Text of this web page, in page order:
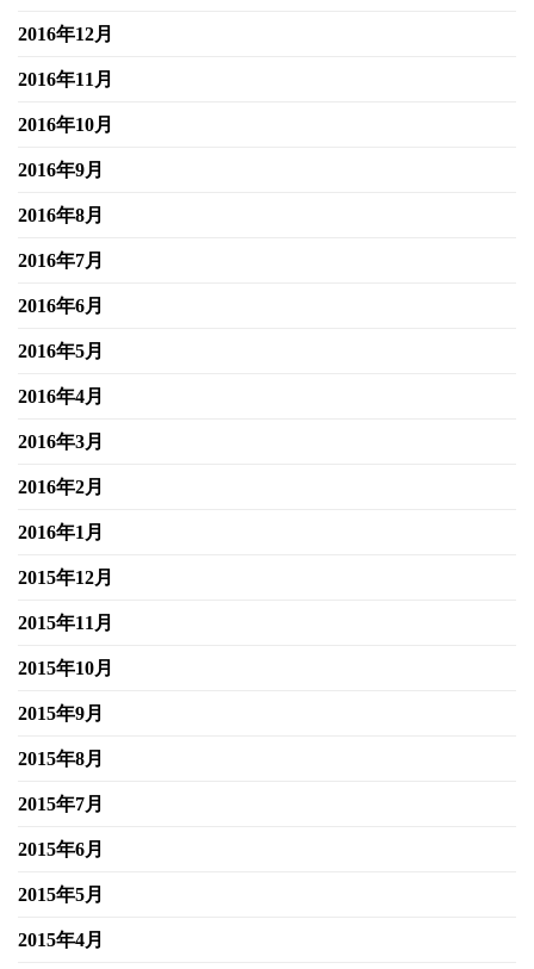
2016年12月
2016年11月
2016年10月
2016年9月
2016年8月
2016年7月
2016年6月
2016年5月
2016年4月
2016年3月
2016年2月
2016年1月
2015年12月
2015年11月
2015年10月
2015年9月
2015年8月
2015年7月
2015年6月
2015年5月
2015年4月